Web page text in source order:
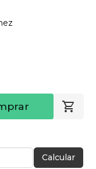
Calcular